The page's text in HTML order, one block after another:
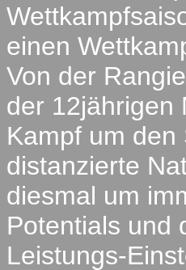
einen
Von der
der 12jährigen
Kampf um
distanzierte
diesmal um
Potentials und
Leistungs-